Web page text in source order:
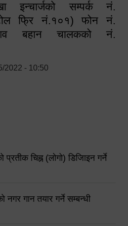
इन्चार्जको सम्पर्क नं.
फ्रि नं.१०१) फोन नं.
बहान चालकको नं.
2022 - 10:50
प्रतीक चिह्न (लोगो) डिजिाइन गर्ने
नगर गान तयार गर्ने सम्बन्धी